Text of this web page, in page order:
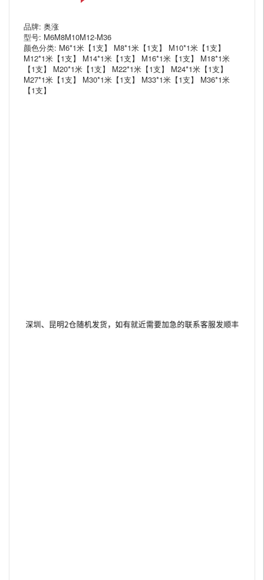
品牌: 奥涨
型号: M6M8M10M12-M36
颜色分类: M6*1米【1支】 M8*1米【1支】 M10*1米【1支】
M12*1米【1支】 M14*1米【1支】 M16*1米【1支】 M18*1米
【1支】 M20*1米【1支】 M22*1米【1支】 M24*1米【1支】
M27*1米【1支】 M30*1米【1支】 M33*1米【1支】 M36*1米
【1支】